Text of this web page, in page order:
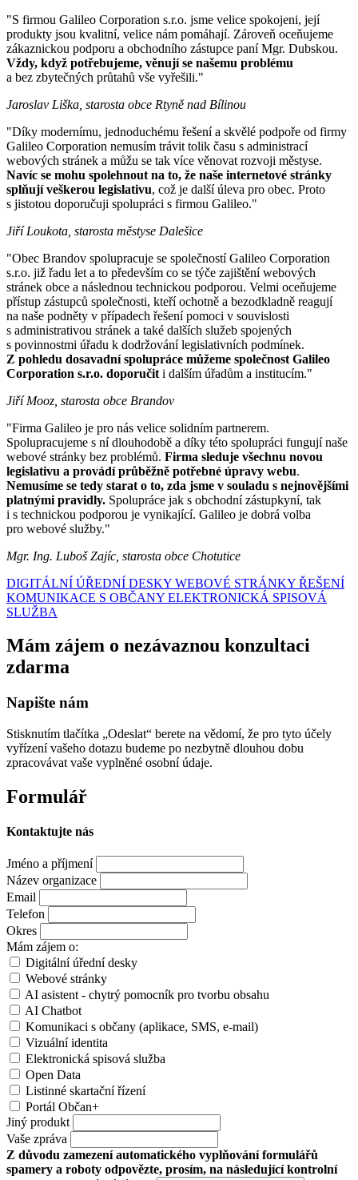
"S firmou Galileo Corporation s.r.o. jsme velice spokojeni, její
produkty jsou kvalitní, velice nám pomáhají. Zároveň oceňujeme
zákaznickou podporu a obchodního zástupce paní Mgr. Dubskou.
Vždy, když potřebujeme, věnují se našemu problému
a bez zbytečných průtahů vše vyřešili."
Jaroslav Liška, starosta obce Rtyně nad Bílinou
"Díky modernímu, jednoduchému řešení a skvělé podpoře od firmy
Galileo Corporation nemusím trávit tolik času s administrací
webových stránek a můžu se tak více věnovat rozvoji městyse.
Navíc se mohu spolehnout na to, že naše internetové stránky
splňují veškerou legislativu, což je další úleva pro obec. Proto
s jistotou doporučuji spolupráci s firmou Galileo."
Jiří Loukota, starosta městyse Dalešice
"Obec Brandov spolupracuje se společností Galileo Corporation
s.r.o. již řadu let a to především co se týče zajištění webových
stránek obce a následnou technickou podporou. Velmi oceňujeme
přístup zástupců společnosti, kteří ochotně a bezodkladně reagují
na naše podněty v případech řešení pomoci v souvislosti
s administrativou stránek a také dalších služeb spojených
s povinnostmi úřadu k dodržování legislativních podmínek.
Z pohledu dosavadní spolupráce můžeme společnost Galileo
Corporation s.r.o. doporučit i dalším úřadům a institucím."
Jiří Mooz, starosta obce Brandov
"Firma Galileo je pro nás velice solidním partnerem.
Spolupracujeme s ní dlouhodobě a díky této spolupráci fungují naše
webové stránky bez problémů. Firma sleduje všechnu novou
legislativu a provádí průběžně potřebné úpravy webu.
Nemusíme se tedy starat o to, zda jsme v souladu s nejnovějšími
platnými pravidly. Spolupráce jak s obchodní zástupkyní, tak
i s technickou podporou je vynikající. Galileo je dobrá volba
pro webové služby."
Mgr. Ing. Luboš Zajíc, starosta obce Chotutice
DIGITÁLNÍ ÚŘEDNÍ DESKY WEBOVÉ STRÁNKY ŘEŠENÍ
KOMUNIKACE S OBČANY ELEKTRONICKÁ SPISOVÁ
SLUŽBA
Mám zájem o nezávaznou konzultaci
zdarma
Napište nám
Stisknutím tlačítka „Odeslat“ berete na vědomí, že pro tyto účely
vyřízení vašeho dotazu budeme po nezbytně dlouhou dobu
zpracovávat vaše vyplněné osobní údaje.
Formulář
Kontaktujte nás
Jméno a příjmení
Název organizace
Email
Telefon
Okres
Mám zájem o:
Digitální úřední desky
Webové stránky
AI asistent - chytrý pomocník pro tvorbu obsahu
AI Chatbot
Komunikaci s občany (aplikace, SMS, e-mail)
Vizuální identita
Elektronická spisová služba
Open Data
Listinné skartační řízení
Portál Občan+
Jiný produkt
Vaše zpráva
Z důvodu zamezení automatického vyplňování formulářů
spamery a roboty odpovězte, prosím, na následující kontrolní